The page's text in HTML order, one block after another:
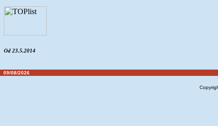
Od 23.5.2014
09/08/2026